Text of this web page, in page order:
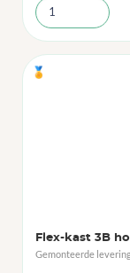
🏅
Flex-kast 3B
Gemonteerde